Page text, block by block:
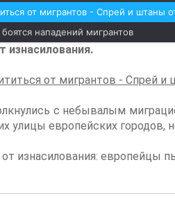
от мигрантов - Спрей и штаны
нападений мигрантов
изнасилования.
от мигрантов - Спрей и
с небывалым
улицы европейских
изнасилования: европейцы